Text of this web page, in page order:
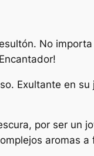
No
Exultante en
por ser un
aromas